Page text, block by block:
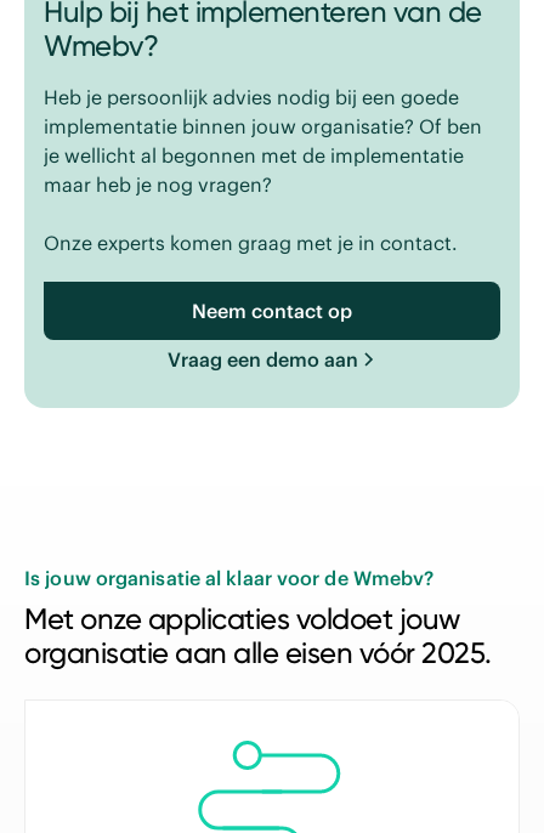
Hulp bij het implementeren van de
Wmebv?
Heb je persoonlijk advies nodig bij een goede
implementatie binnen jouw organisatie? Of ben
je wellicht al begonnen met de implementatie
maar heb je nog vragen?
Onze experts komen graag met je in contact.
Neem contact op
Vraag een demo aan
Is jouw organisatie al klaar voor de Wmebv?
Met onze applicaties voldoet jouw
organisatie aan alle eisen vóór 2025.